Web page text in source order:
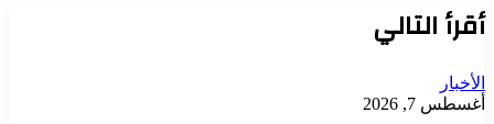
أقرأ التالي
الأخبار
أغسطس 7, 2026